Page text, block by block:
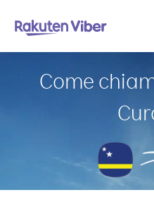
Come